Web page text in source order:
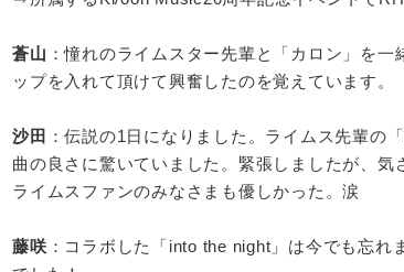
蒼山 ：憧れのライムスター先輩と「カロン」を
ップを入れて頂けて興奮したのを覚えています。
沙田 ：伝説の1日になりました。ライムス先輩の
曲の良さに驚いていました。緊張しましたが、
ライムスファンのみなさまも優しかった。涙
藤咲 ：コラボした「into the night」は今でも忘